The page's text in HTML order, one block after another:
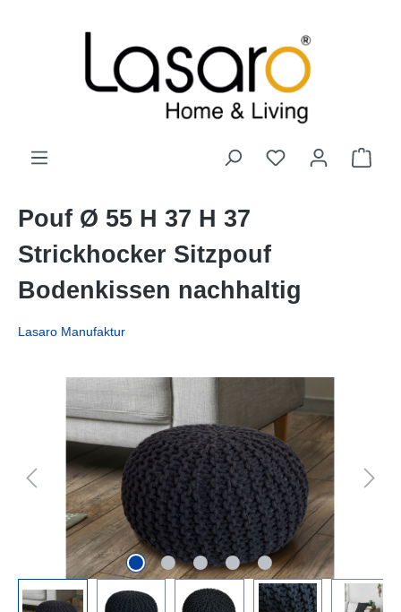
Pouf Ø 55 H 37 H 37
Strickhocker Sitzpouf
Bodenkissen nachhaltig
Lasaro Manufaktur
Bildergalerie überspringen